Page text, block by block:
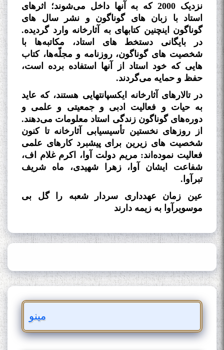
نزدیک 2000 که به آنها داخل می‌شوند؛ اثرهای
استاد با زبان
های گوناگون و نشر سال
های
گوناگون اینچنین کتابهای به آثارخانه وارد گردیده.
در بایگانی دستخط
های استاد، مکاتبه‌ها با
شخصیت های گوناگون، روزنامه و مجلّه‌ها، کتاب
هایی که خود استاد از آنها استفاده برده است،
حفظ و حمایه می‌گردند.
در تالارهای آثارخانه ایکسپانت­هایی هستند، که عاید
به حیات و فعالیت ادبی و جمعیتی و علمی و
دوره‌های گوناگون زندگی استاد معلومات می‌دهند.
از روزهای نخستین تأسیسیابی آثارخانه تا کنون
شخصیت های زیرین برای پیشبرد کارهای علمی
فعالیت نموده‌اند: مریم دولت
آوا، اکرم غلام
اف،
شفاعت ایشان
آوا، زهرا شهیدی، ماه
شریف
تبرآوا .
عین زمان عهدداری سردار شعبه را گل
بی
موسویرآوا به زیمه دارند
مینو